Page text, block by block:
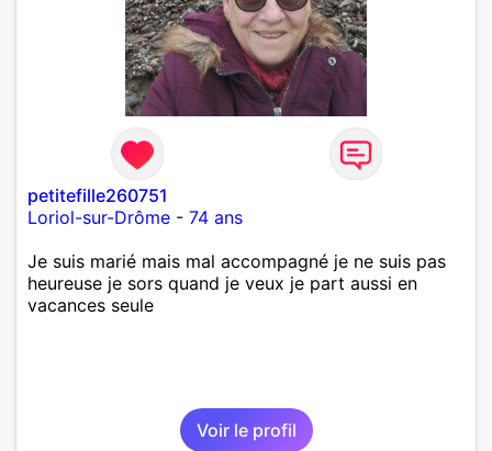
petitefille260751
Loriol-sur-Drôme - 74 ans
Je suis marié mais mal accompagné je ne suis pas
heureuse je sors quand je veux je part aussi en
vacances seule
Voir le profil